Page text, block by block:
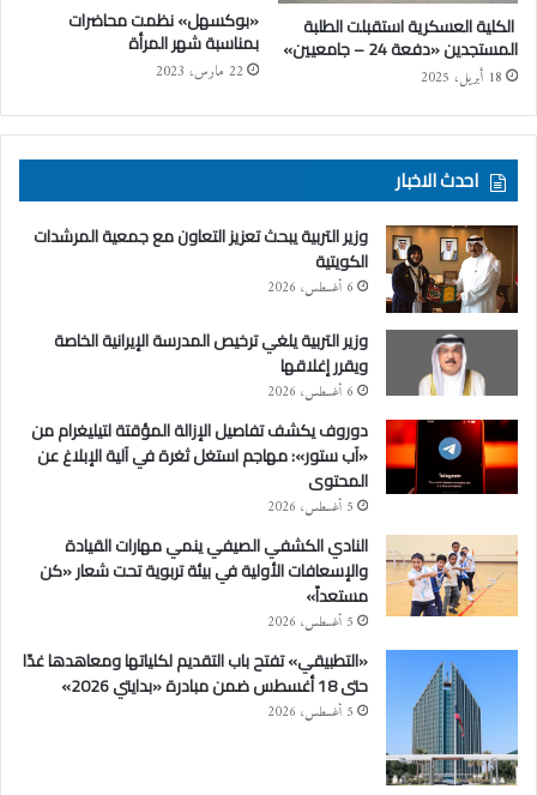
الكلية العسكرية استقبلت الطلبة
المستجدين «دفعة 24 – جامعيين»
18 أبريل، 2025
«بوكسهل» نظمت محاضرات
بمناسبة شهر المرأة
22 مارس، 2023
احدث الاخبار
وزير التربية يبحث تعزيز التعاون مع جمعية المرشدات
الكويتية
6 أغسطس، 2026
وزير التربية يلغي ترخيص المدرسة الإيرانية الخاصة
ويقرر إغلاقها
6 أغسطس، 2026
دوروف يكشف تفاصيل الإزالة المؤقتة لتيليغرام من
«آب ستور»: مهاجم استغل ثغرة في آلية الإبلاغ عن
المحتوى
5 أغسطس، 2026
النادي الكشفي الصيفي ينمي مهارات القيادة
والإسعافات الأولية في بيئة تربوية تحت شعار «كن
مستعداً»
5 أغسطس، 2026
«التطبيقي» تفتح باب التقديم لكلياتها ومعاهدها غدًا
حتى 18 أغسطس ضمن مبادرة «بدايتي 2026»
5 أغسطس، 2026